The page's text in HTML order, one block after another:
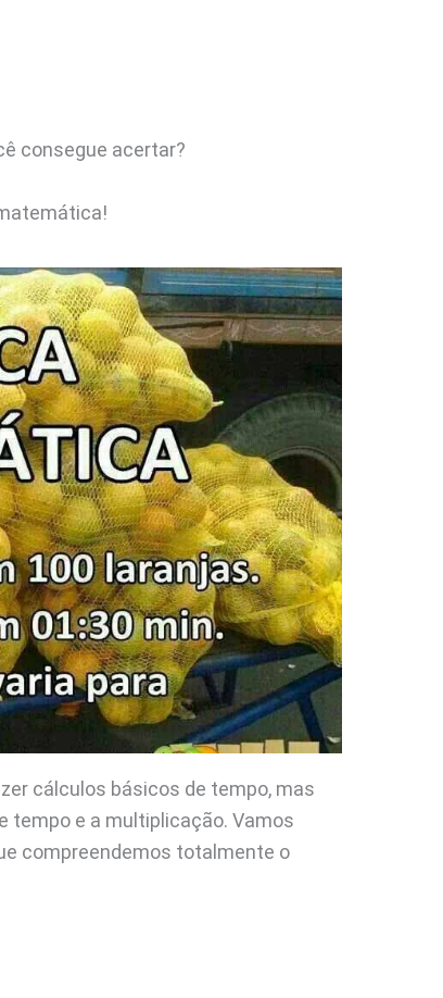
consegue acertar?
cálculos básicos de tempo, mas
tempo e a multiplicação. Vamos
compreendemos totalmente o